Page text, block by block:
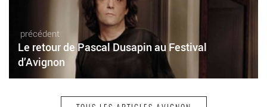
précédent
Le retour de Pascal Dusapin au Festival
d’Avignon